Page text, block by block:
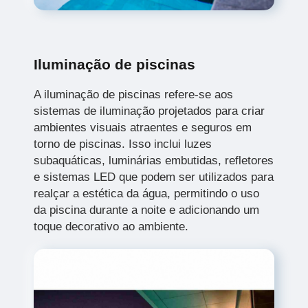
Iluminação de piscinas
A iluminação de piscinas refere-se aos
sistemas de iluminação projetados para criar
ambientes visuais atraentes e seguros em
torno de piscinas. Isso inclui luzes
subaquáticas, luminárias embutidas, refletores
e sistemas LED que podem ser utilizados para
realçar a estética da água, permitindo o uso
da piscina durante a noite e adicionando um
toque decorativo ao ambiente.